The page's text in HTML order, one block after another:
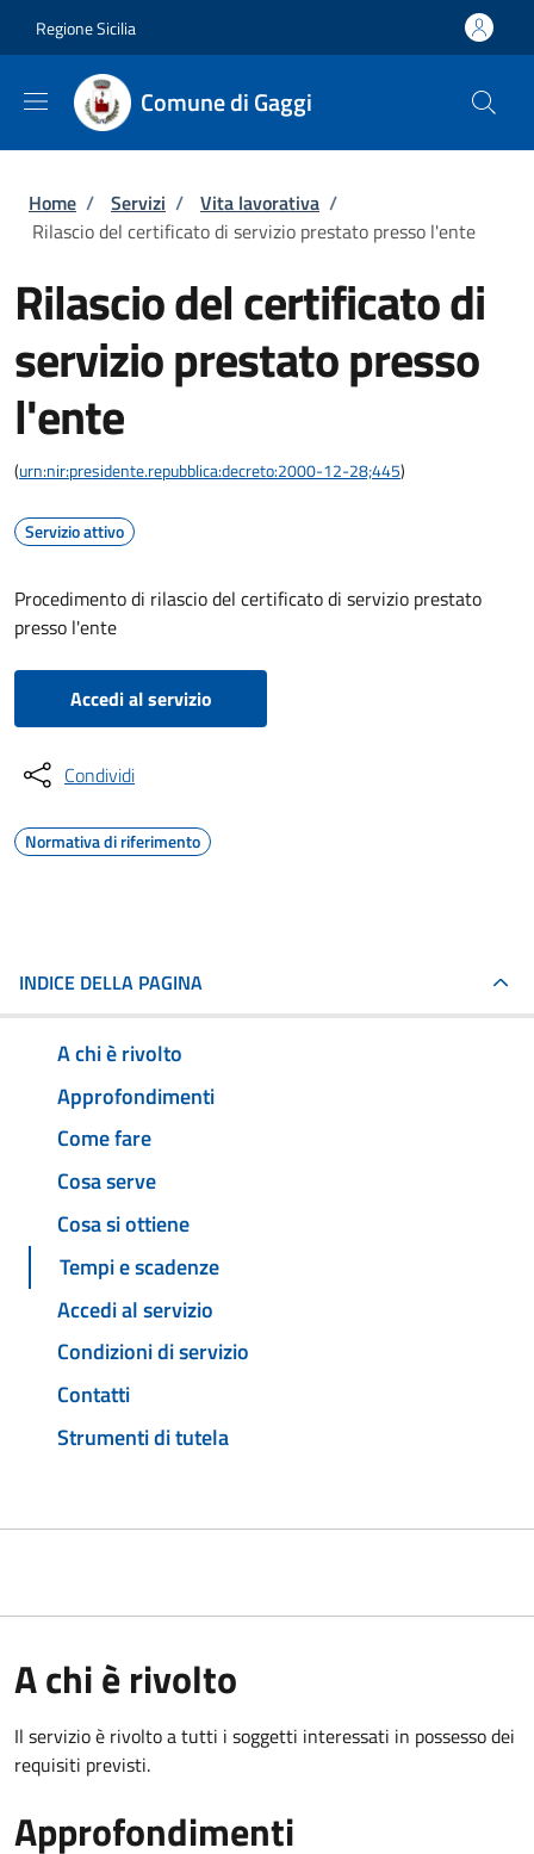
Regione Sicilia
Comune di Gaggi
Briciole di pane
Home / Servizi / Vita lavorativa /
Rilascio del certificato di servizio prestato presso l'ente
Rilascio del certificato di
servizio prestato presso
l'ente
(urn:nir:presidente.repubblica:decreto:2000-12-28;445)
Servizio attivo
Procedimento di rilascio del certificato di servizio prestato
presso l'ente
Accedi al servizio
Condividi
Normativa di riferimento
INDICE DELLA PAGINA
A chi è rivolto
Approfondimenti
Come fare
Cosa serve
Cosa si ottiene
Tempi e scadenze
Accedi al servizio
Condizioni di servizio
Contatti
Strumenti di tutela
A chi è rivolto
Il servizio è rivolto a tutti i soggetti interessati in possesso dei
requisiti previsti.
Approfondimenti